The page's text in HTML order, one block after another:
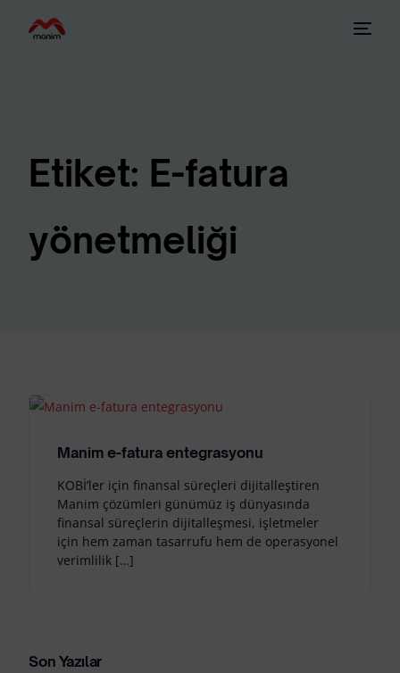
Etiket: E-fatura
yönetmeliği
Manim e-fatura entegrasyonu
KOBİ’ler için finansal süreçleri dijitalleştiren
Manim çözümleri günümüz iş dünyasında
finansal süreçlerin dijitalleşmesi, işletmeler
için hem zaman tasarrufu hem de operasyonel
verimlilik […]
Son Yazılar